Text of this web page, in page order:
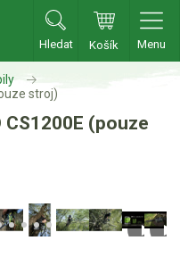
Hledat Košík Menu
stroj)
CS1200E (pouze